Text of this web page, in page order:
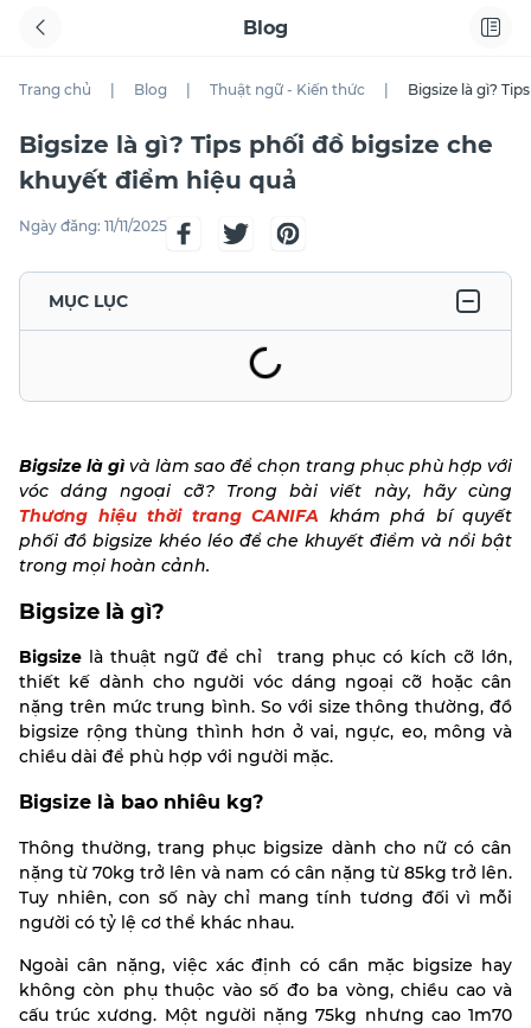
Blog
Trang chủ Blog Thuật ngữ - Kiến thức Bigsize là gì?
Bigsize là gì? Tips phối đồ bigsize che
khuyết điểm hiệu quả
Ngày đăng: 11/11/2025
MỤC LỤC
Bigsize là gì và làm sao để chọn trang phục phù hợp với
vóc dáng ngoại cỡ? Trong bài viết này, hãy cùng
Thương hiệu thời trang CANIFA khám phá bí quyết
phối đồ bigsize khéo léo để che khuyết điểm và nổi bật
trong mọi hoàn cảnh.
Bigsize là gì?
Bigsize là thuật ngữ để chỉ trang phục có kích cỡ lớn,
thiết kế dành cho người vóc dáng ngoại cỡ hoặc cân
nặng trên mức trung bình. So với size thông thường, đồ
bigsize rộng thùng thình hơn ở vai, ngực, eo, mông và
chiều dài để phù hợp với người mặc.
Bigsize là bao nhiêu kg?
Thông thường, trang phục bigsize dành cho nữ có cân
nặng từ 70kg trở lên và nam có cân nặng từ 85kg trở lên.
Tuy nhiên, con số này chỉ mang tính tương đối vì mỗi
người có tỷ lệ cơ thể khác nhau.
Ngoài cân nặng, việc xác định có cần mặc bigsize hay
không còn phụ thuộc vào số đo ba vòng, chiều cao và
cấu trúc xương. Một người nặng 75kg nhưng cao 1m70